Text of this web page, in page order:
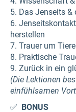
5. Das Jenseits &
6.
herstellen
7. Trauer um Tiere
8. Praktische
9. Zurück in ein
(Die Lektionen
einfühlsamen
✅ BONUS